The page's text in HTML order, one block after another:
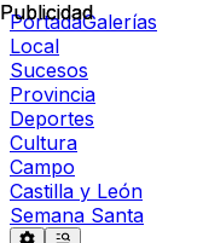
PortadaGalerías
Local
Sucesos
Provincia
Deportes
Cultura
Campo
Castilla y León
Semana Santa
Publicidad
Publicidad